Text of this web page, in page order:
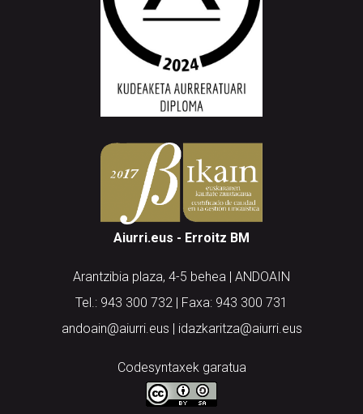
Aiurri.eus - Erroitz BM
Arantzibia plaza, 4-5 behea | ANDOAIN
Tel.: 943 300 732 | Faxa: 943 300 731
andoain@aiurri.eus | idazkaritza@aiurri.eus
Codesyntaxek garatua